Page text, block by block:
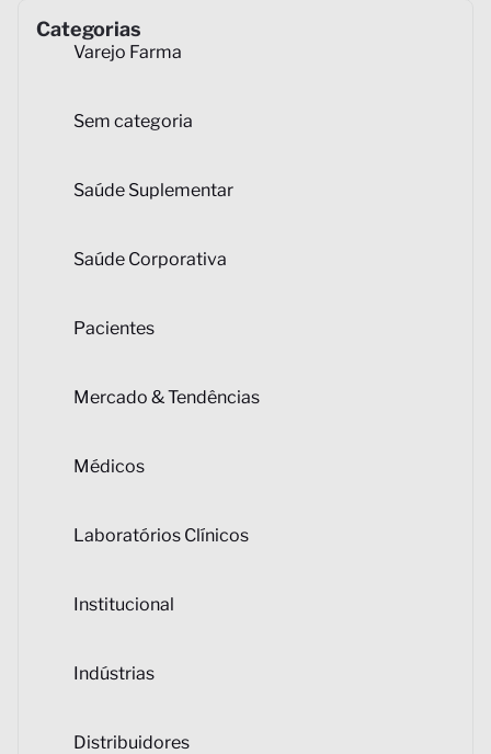
Categorias
Varejo Farma
Sem categoria
Saúde Suplementar
Saúde Corporativa
Pacientes
Mercado & Tendências
Médicos
Laboratórios Clínicos
Institucional
Indústrias
Distribuidores